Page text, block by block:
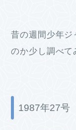
昔の週間少年ジ
のか少し調べて
1987年27号